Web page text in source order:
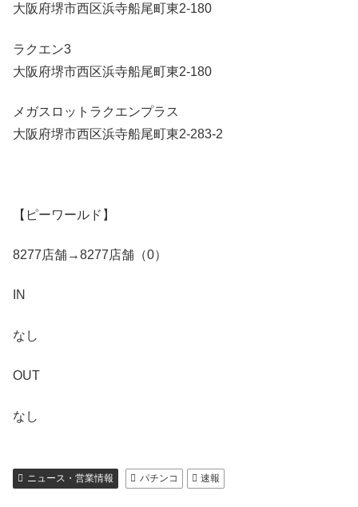
大阪府堺市西区浜寺船尾町東2-180
ラクエン3
大阪府堺市西区浜寺船尾町東2-180
メガスロットラクエンプラス
大阪府堺市西区浜寺船尾町東2-283-2
【ピーワールド】
8277店舗→8277店舗（0）
IN
なし
OUT
なし
ニュース・営業情報 パチンコ 速報